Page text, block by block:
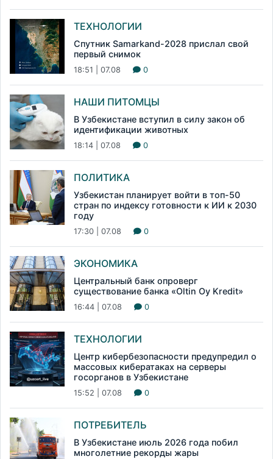
ТЕХНОЛОГИИ
Спутник Samarkand-2028 прислал свой
первый снимок
18:51 | 07.08 0
НАШИ ПИТОМЦЫ
В Узбекистане вступил в силу закон об
идентификации животных
18:14 | 07.08 0
ПОЛИТИКА
Узбекистан планирует войти в топ-50
стран по индексу готовности к ИИ к 2030
году
17:30 | 07.08 0
ЭКОНОМИКА
Центральный банк опроверг
существование банка «Oltin Oy Kredit»
16:44 | 07.08 0
ТЕХНОЛОГИИ
Центр кибербезопасности предупредил о
массовых кибератаках на серверы
госорганов в Узбекистане
15:52 | 07.08 0
ПОТРЕБИТЕЛЬ
В Узбекистане июль 2026 года побил
многолетние рекорды жары